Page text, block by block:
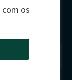
os